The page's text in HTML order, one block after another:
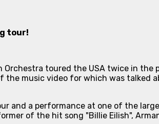
tour!
toured the USA twice in the
the music video for which was
and a performance at one of the
of the hit song "Billie Eilish",